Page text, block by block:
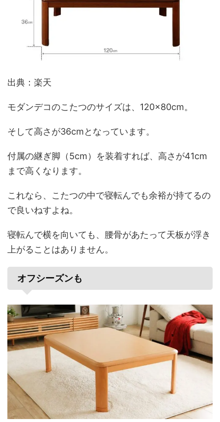
出典：楽天
モダンデコのこたつのサイズは、120×80cm。
そして高さが36cmとなっています。
付属の継ぎ脚（5cm）を装着すれば、高さが41cm
まで高くなります。
これなら、こたつの中で寝転んでも余裕が持てるの
で良いねすよね。
寝転んで横を向いても、腰骨があたって天板が浮き
上がることはありません。
オフシーズンも